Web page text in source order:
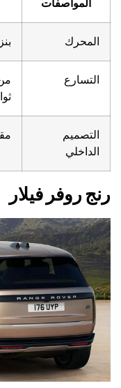
المواصفات
المحرك
التسارع
التصميم
الداخلي
رنج روفر فيلار